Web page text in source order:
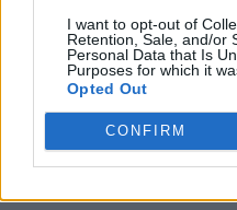
I want to opt-out of
Retention, Sale, and/or
Personal Data that Is
Purposes for which it
Opted Out
CONFIRM
Normalmente è una
fa sentire dai
di esprimere le
purtroppo dei
costretta,